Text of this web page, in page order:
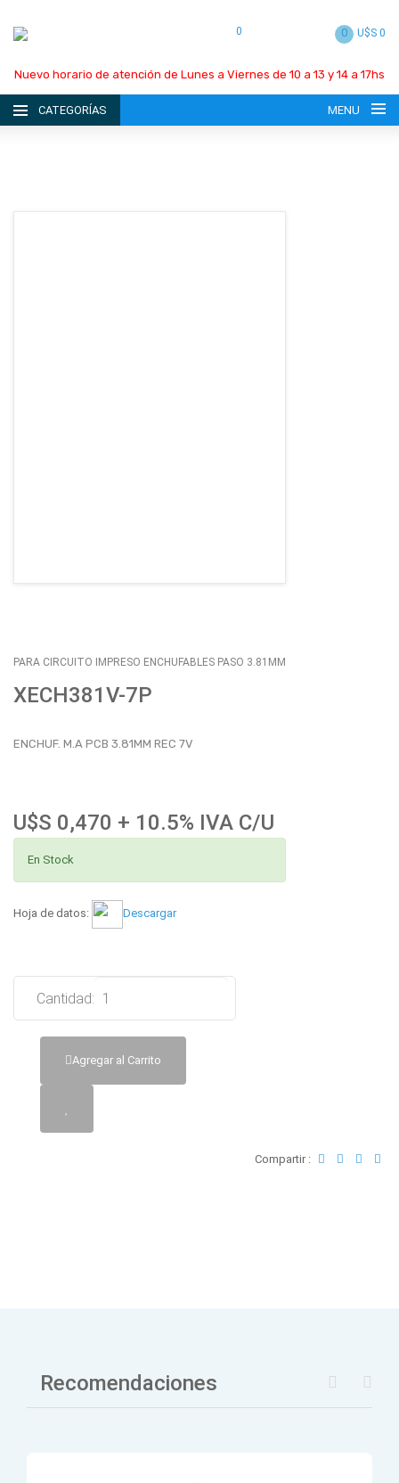
0 0 U$S 0
Nuevo horario de atención de Lunes a Viernes de 10 a 13 y 14 a 17hs
CATEGORÍAS MENU
PARA CIRCUITO IMPRESO ENCHUFABLES PASO 3.81MM
XECH381V-7P
ENCHUF. M.A PCB 3.81MM REC 7V
U$S 0,470 + 10.5% IVA C/U
En Stock
Hoja de datos: Descargar
Cantidad:
Agregar al Carrito
Compartir :
Recomendaciones